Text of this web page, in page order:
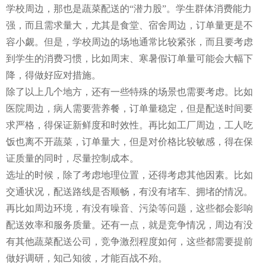
学校周边，那也是蔬菜配送的“潜力股”。学生群体消费能力
强，而且需求量大，尤其是食堂、宿舍周边，订单量更是不
容小觑。但是，学校周边的场地通常比较紧张，而且要考虑
到学生的消费习惯，比如周末、寒暑假订单量可能会大幅下
降，得做好应对措施。
除了以上几个地方，还有一些特殊的场景也需要考虑。比如
医院周边，病人需要营养餐，订单量稳定，但是配送时间要
求严格，得保证新鲜度和时效性。再比如工厂周边，工人吃
饭也离不开蔬菜，订单量大，但是对价格比较敏感，得在保
证质量的同时，尽量控制成本。
选址的时候，除了考虑地理位置，还得考虑其他因素。比如
交通状况，配送路线是否顺畅，有没有堵车、拥堵的情况。
再比如周边环境，有没有噪音、污染等问题，这些都会影响
配送效率和服务质量。还有一点，就是竞争情况，周边有没
有其他蔬菜配送公司，竞争激烈程度如何，这些都需要提前
做好调研，知己知彼，才能百战不殆。